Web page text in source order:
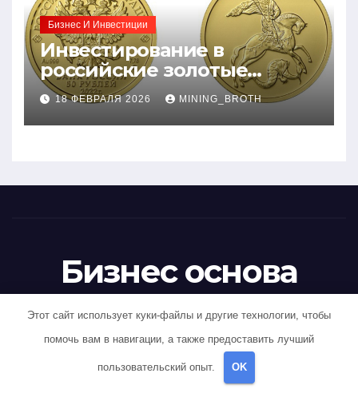
Бизнес И Инвестиции
Инвестирование в
российские золотые
монеты: подробное
руководство
18 ФЕВРАЛЯ 2026 MINING_BROTH
Бизнес основа
Тема newstack от
Этот сайт использует куки-файлы и другие технологии, чтобы
помочь вам в навигации, а также предоставить лучший
пользовательский опыт. OK